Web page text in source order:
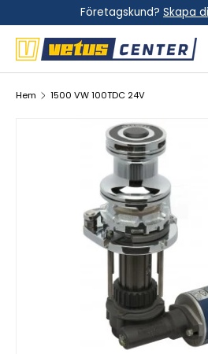
Hoppa till innehållet
Företagskund? Skapa
Sök
Hem 1500 VW 100TDC 24V